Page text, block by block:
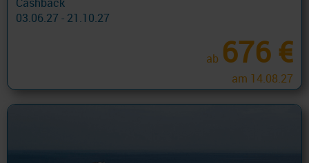
03.06.27 - 21.10.27
ab 676 €
am 14.08.27